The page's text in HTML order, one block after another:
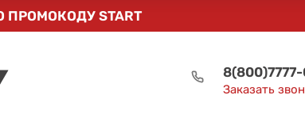
ПРОМОКОДУ START
Заказать